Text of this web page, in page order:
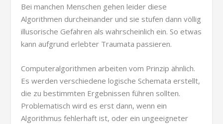
Bei manchen Menschen gehen leider diese
Algorithmen durcheinander und sie stufen dann völlig
illusorische Gefahren als wahrscheinlich ein. So etwas
kann aufgrund erlebter Traumata passieren.
Computeralgorithmen arbeiten vom Prinzip ähnlich.
Es werden verschiedene logische Schemata erstellt,
die zu bestimmten Ergebnissen führen sollten.
Problematisch wird es erst dann, wenn ein
Algorithmus fehlerhaft ist, oder ein ungeeigneter